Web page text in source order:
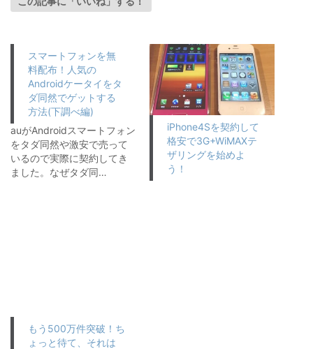
スマートフォンを無
料配布！人気の
Androidケータイをタ
ダ同然でゲットする
方法(下調べ編)
auがAndroidスマートフォン
をタダ同然や激安で売って
いるので実際に契約してき
ました。なぜタダ同…
iPhone4Sを契約して
格安で3G+WiMAXテ
ザリングを始めよ
う！
もう500万件突破！ち
ょっと待て、それは